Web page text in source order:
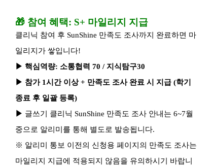
🎁 참여 혜택: S+ 마일리지 지급
클리닉 참여 후 SunShine 만족도 조사까지 완료하면 마
일리지가 쌓입니다!
▶ 핵심역량: 소통협력 70 / 지식탐구30
▶ 참가 1시간 이상+ 만족도 조사 완료 시 지급 (학기
종료 후 일괄 등록)
▶ 글쓰기 클리닉 SunShine 만족도 조사 안내는 6~7월
중으로 알리미를 통해 별도로 발송됩니다.
※ 알리미 통보 이전의 신청용 페이지의 만족도 조사는
마일리지 지급에 적용되지 않음을 유의하시기 바랍니